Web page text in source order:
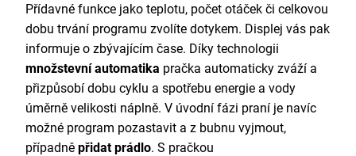
Přídavné funkce jako teplotu, počet otáček či celkovou
dobu trvání programu zvolíte dotykem. Displej vás pak
informuje o zbývajícím čase. Díky technologii
množstevní automatika pračka automaticky zváží a
přizpůsobí dobu cyklu a spotřebu energie a vody
úměrně velikosti náplně. V úvodní fázi praní je navíc
možné program pozastavit a z bubnu vyjmout,
případně přidat prádlo. S pračkou